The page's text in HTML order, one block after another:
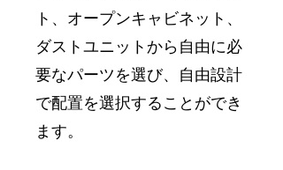
ト、オープンキャビネット、
ダストユニットから自由に必
要なパーツを選び、自由設計
で配置を選択することができ
ます。